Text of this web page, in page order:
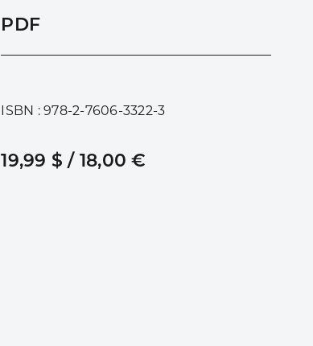
PDF
ISBN : 978-2-7606-3322-3
19,99 $ / 18,00 €